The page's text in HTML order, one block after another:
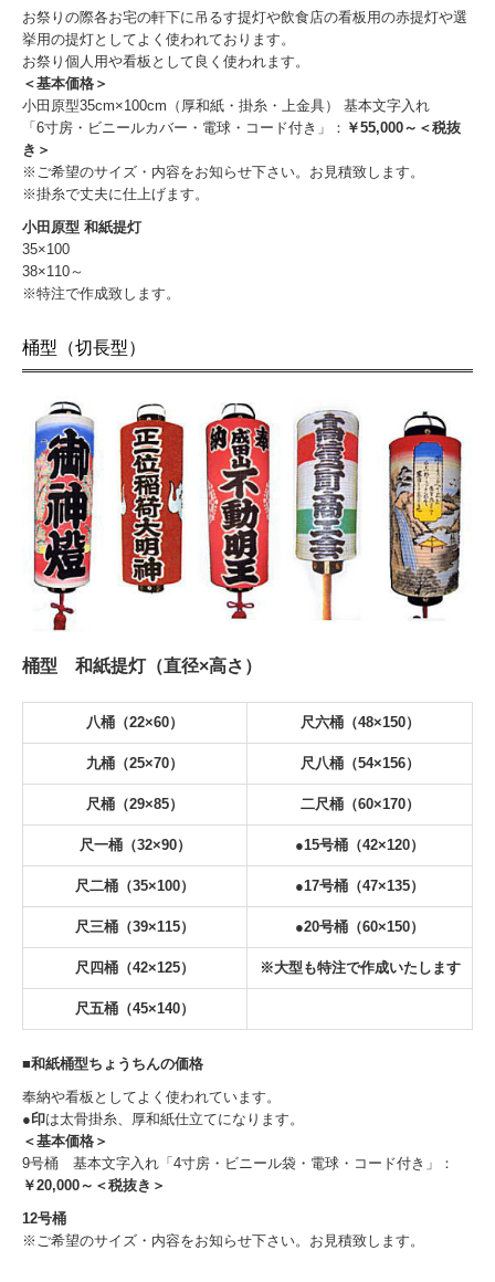
お祭りの際各お宅の軒下に吊るす提灯や飲食店の看板用の赤提灯や選
挙用の提灯としてよく使われております。
お祭り個人用や看板として良く使われます。
＜基本価格＞
小田原型35cm×100cm（厚和紙・掛糸・上金具） 基本文字入れ
「6寸房・ビニールカバー・電球・コード付き」： ￥55,000～＜税抜
き＞
※ご希望のサイズ・内容をお知らせ下さい。お見積致します。
※掛糸で丈夫に仕上げます。
小田原型 和紙提灯
35×100
38×110～
※特注で作成致します。
桶型（切長型）
桶型 和紙提灯（直径×高さ）
八桶（22×60） 尺六桶（48×150）
九桶（25×70） 尺八桶（54×156）
尺桶（29×85） 二尺桶（60×170）
尺一桶（32×90） ●15号桶（42×120）
尺二桶（35×100） ●17号桶（47×135）
尺三桶（39×115） ●20号桶（60×150）
尺四桶（42×125） ※大型も特注で作成いたします
尺五桶（45×140）
■和紙桶型ちょうちんの価格
奉納や看板としてよく使われています。
●印は太骨掛糸、厚和紙仕立てになります。
＜基本価格＞
9号桶 基本文字入れ「4寸房・ビニール袋・電球・コード付き」：
￥20,000～＜税抜き＞
12号桶
※ご希望のサイズ・内容をお知らせ下さい。お見積致します。